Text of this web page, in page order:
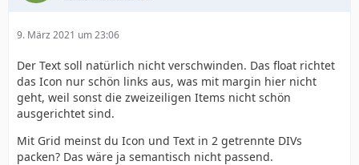
9. März 2021 um 23:06
Der Text soll natürlich nicht verschwinden. Das float richtet
das Icon nur schön links aus, was mit margin hier nicht
geht, weil sonst die zweizeiligen Items nicht schön
ausgerichtet sind.
Mit Grid meinst du Icon und Text in 2 getrennte DIVs
packen? Das wäre ja semantisch nicht passend.